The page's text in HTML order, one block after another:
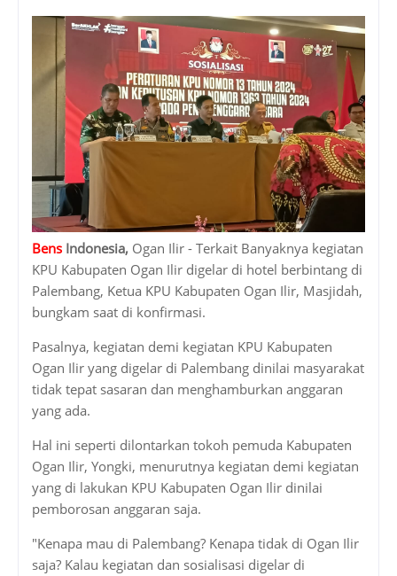
Bens Indonesia, Ogan Ilir - Terkait Banyaknya kegiatan
KPU Kabupaten Ogan Ilir digelar di hotel berbintang di
Palembang, Ketua KPU Kabupaten Ogan Ilir, Masjidah,
bungkam saat di konfirmasi.
Pasalnya, kegiatan demi kegiatan KPU Kabupaten
Ogan Ilir yang digelar di Palembang dinilai masyarakat
tidak tepat sasaran dan menghamburkan anggaran
yang ada.
Hal ini seperti dilontarkan tokoh pemuda Kabupaten
Ogan Ilir, Yongki, menurutnya kegiatan demi kegiatan
yang di lakukan KPU Kabupaten Ogan Ilir dinilai
pemborosan anggaran saja.
"Kenapa mau di Palembang? Kenapa tidak di Ogan Ilir
saja? Kalau kegiatan dan sosialisasi digelar di